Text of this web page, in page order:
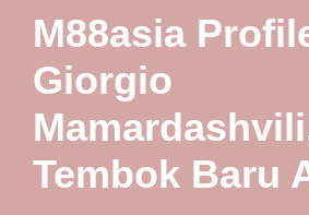
M88asia
Giorgio
Tembok Baru